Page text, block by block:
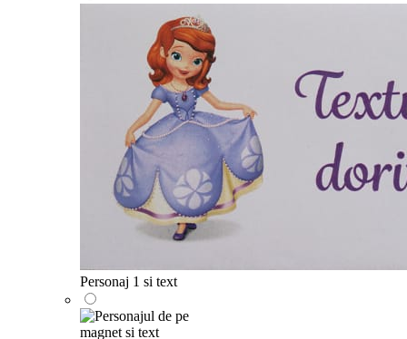
Personaj 1 si text